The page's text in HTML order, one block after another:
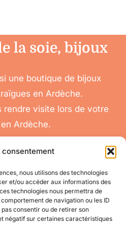
consentement
nous utilisons des technologies
et/ou accéder aux informations des
technologies nous permettra de
de navigation ou les ID
consentir ou de retirer son
négatif sur certaines caractéristiques
la soie, bijoux
une boutique de bijoux
en Ardèche.
rendre visite lors de votre
Ardèche.
Toggle
Navigation
Conditions